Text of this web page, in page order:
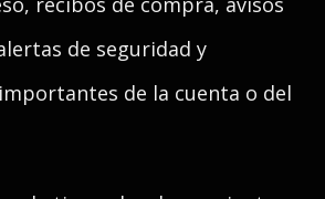
de seguridad y
de la cuenta o del